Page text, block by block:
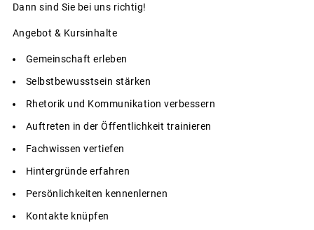
Dann sind Sie bei uns richtig!
Angebot & Kursinhalte
Gemeinschaft erleben
Selbstbewusstsein stärken
Rhetorik und Kommunikation verbessern
Auftreten in der Öffentlichkeit trainieren
Fachwissen vertiefen
Hintergründe erfahren
Persönlichkeiten kennenlernen
Kontakte knüpfen